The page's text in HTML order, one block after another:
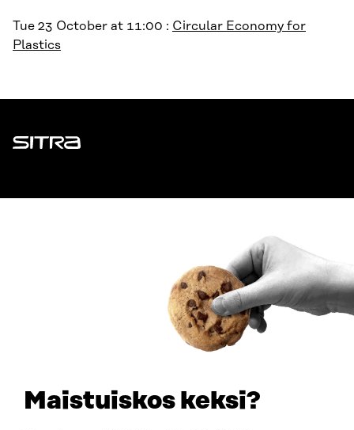
Maistuiskos keksi?
Tue 23 October at 11:00 : Circular Economy for
Plastics
Sitra
firstname.lastname@sitra.fi